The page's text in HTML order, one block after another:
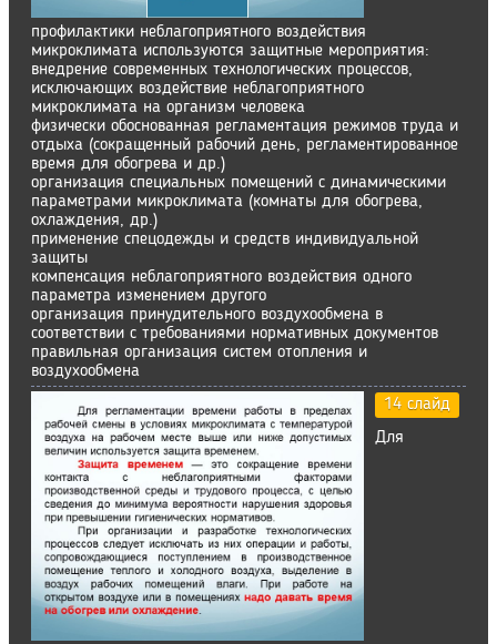
профилактики неблагоприятного воздействия
микроклимата используются защитные мероприятия:
внедрение современных технологических процессов,
исключающих воздействие неблагоприятного
микроклимата на организм человека
физически обоснованная регламентация режимов труда и
отдыха (сокращенный рабочий день, регламентированное
время для обогрева и др.)
организация специальных помещений с динамическими
параметрами микроклимата (комнаты для обогрева,
охлаждения, др.)
применение спецодежды и средств индивидуальной
защиты
компенсация неблагоприятного воздействия одного
параметра изменением другого
организация принудительного воздухообмена в
соответствии с требованиями нормативных документов
правильная организация систем отопления и
воздухообмена
14 слайд
Для